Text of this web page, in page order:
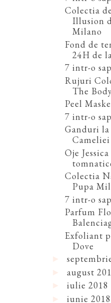
Colectia
Illusion
Milano
Fond de
24H de
7 intr-o
Rujuri
The
Peel
7 intr-o
Ganduri
Cameliei
Oje
Colectia
Pupa
7 intr-o
Parfum
Exfoliant
Dove
august
iulie 2018
iunie 2018